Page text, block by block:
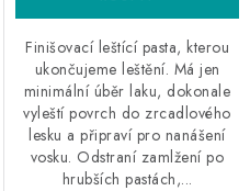
Finišovací leštící pasta, kterou
ukončujeme leštění. Má jen
minimální úběr laku, dokonale
vyleští povrch do zrcadlového
lesku a připraví pro nanášení
vosku. Odstraní zamlžení po
hrubších pastách,...